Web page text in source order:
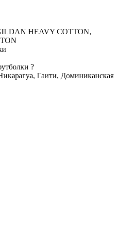
HEAVY COTTON,
?
Гаити, Доминиканская